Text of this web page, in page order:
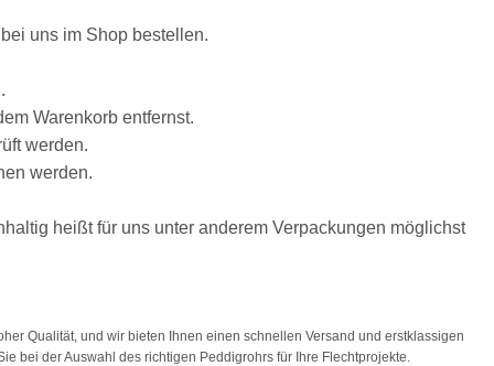
uns im Shop bestellen.
Warenkorb entfernst.
werden.
werden.
heißt für uns unter anderem Verpackungen möglichst
Qualität, und wir bieten Ihnen einen schnellen Versand und erstklassigen
bei der Auswahl des richtigen Peddigrohrs für Ihre Flechtprojekte.